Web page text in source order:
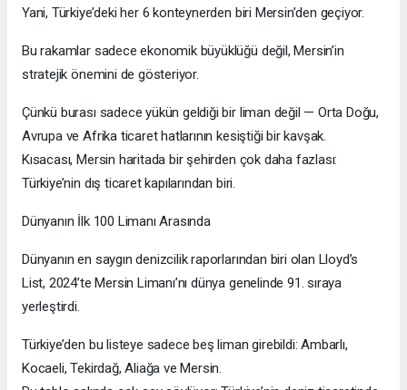
ediyor. Akdeniz’in kalbinde yer alan bu şehir, sadece konteyner
Artık Mersin Limanı’nın adını sadece lojistik çevreleri değil,
dünya konuşuyor.
Bir Liman Değil, Bir Strateji
Bugün Mersin Limanı, Türkiye’nin en büyük üç limanından biri.
2024 verilerine göre yılda yaklaşık 1,94 milyon konteyner (TEU)
yaklaşık %15’ine denk geliyor.
Yani, Türkiye’deki her 6 konteynerden biri Mersin’den geçiyor.
Bu rakamlar sadece ekonomik büyüklüğü değil, Mersin’in
stratejik önemini de gösteriyor.
Çünkü burası sadece yükün geldiği bir liman değil — Orta Doğu,
Avrupa ve Afrika ticaret hatlarının kesiştiği bir kavşak.